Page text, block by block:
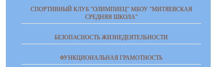
СПОРТИВНЫЙ КЛУБ "ОЛИМПИЕЦ" МБОУ "МИТЯЕВСКАЯ
СРЕДНЯЯ ШКОЛА"
БЕЗОПАСНОСТЬ ЖИЗНЕДЕЯТЕЛЬНОСТИ
ФУНКЦИОНАЛЬНАЯ ГРАМОТНОСТЬ